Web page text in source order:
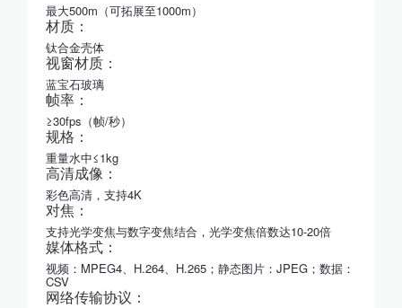
最大500m（可拓展至1000m）
材质：
钛合金壳体
视窗材质：
蓝宝石玻璃
帧率：
≥30fps（帧/秒）
规格：
重量水中≤1kg
高清成像：
彩色高清，支持4K
对焦：
支持光学变焦与数字变焦结合，光学变焦倍数达10-20倍
媒体格式：
视频：MPEG4、H.264、H.265；静态图片：JPEG；数据：
CSV
网络传输协议：